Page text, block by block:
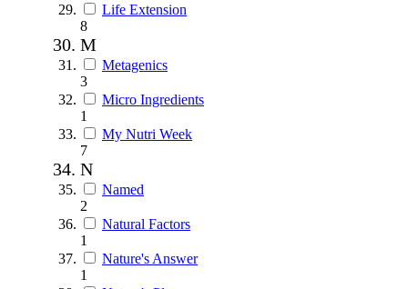
Life Extension
8
M
Metagenics
3
Micro Ingredients
1
My Nutri Week
7
N
Named
2
Natural Factors
1
Nature's Answer
1